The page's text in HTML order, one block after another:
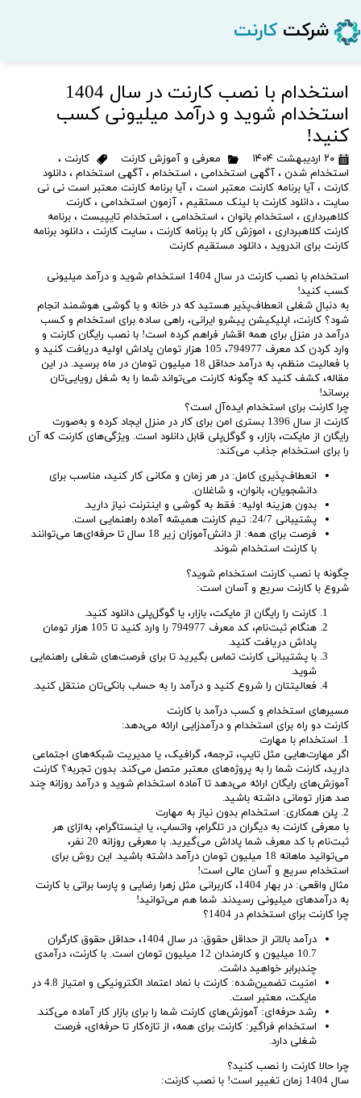
شرکت کارنت
استخدام با نصب کارنت در سال 1404
استخدام شوید و درآمد میلیونی کسب
کنید!
۲۰ اردیبهشت ۱۴۰۴ معرفی و آموزش کارنت کارنت ،
استخدام شدن ، آگهی استخدامی ، استخدام ، آگهی استخدام ، دانلود
کارنت ، آیا برنامه کارنت معتبر است ، آیا برنامه کارنت معتبر است نی نی
سایت ، دانلود کارنت با لینک مستقیم ، آزمون استخدامی ، کارنت
کلاهبرداری ، استخدام بانوان ، استخدامی ، استخدام تایپیست ، برنامه
کارنت کلاهبرداری ، اموزش کار با برنامه کارنت ، سایت کارنت ، دانلود برنامه
کارنت برای اندروید ، دانلود مستقیم کارنت
استخدام با نصب کارنت در سال 1404 استخدام شوید و درآمد میلیونی
کسب کنید!
به دنبال شغلی انعطاف‌پذیر هستید که در خانه و با گوشی هوشمند انجام
شود؟ کارنت، اپلیکیشن پیشرو ایرانی، راهی ساده برای استخدام و کسب
درآمد در منزل برای همه اقشار فراهم کرده است! با نصب رایگان کارنت و
وارد کردن کد معرف 794977، 105 هزار تومان پاداش اولیه دریافت کنید و
با فعالیت منظم، به درآمد حداقل 18 میلیون تومان در ماه برسید. در این
مقاله، کشف کنید که چگونه کارنت می‌تواند شما را به شغل رویایی‌تان
برساند!
چرا کارنت برای استخدام ایده‌آل است؟
کارنت از سال 1396 بستری امن برای کار در منزل ایجاد کرده و به‌صورت
رایگان از مایکت، بازار، و گوگل‌پلی قابل دانلود است. ویژگی‌های کارنت که آن
را برای استخدام جذاب می‌کند:
انعطاف‌پذیری کامل: در هر زمان و مکانی کار کنید، مناسب برای
دانشجویان، بانوان، و شاغلان.
بدون هزینه اولیه: فقط به گوشی و اینترنت نیاز دارید.
پشتیبانی 24/7: تیم کارنت همیشه آماده راهنمایی است.
فرصت برای همه: از دانش‌آموزان زیر 18 سال تا حرفه‌ای‌ها می‌توانند
با کارنت استخدام شوند.
چگونه با نصب کارنت استخدام شوید؟
شروع با کارنت سریع و آسان است:
کارنت را رایگان از مایکت، بازار، یا گوگل‌پلی دانلود کنید.
هنگام ثبت‌نام، کد معرف 794977 را وارد کنید تا 105 هزار تومان
پاداش دریافت کنید.
با پشتیبانی کارنت تماس بگیرید تا برای فرصت‌های شغلی راهنمایی
شوید.
فعالیتتان را شروع کنید و درآمد را به حساب بانکی‌تان منتقل کنید.
مسیرهای استخدام و کسب درآمد با کارنت
کارنت دو راه برای استخدام و درآمدزایی ارائه می‌دهد:
1. استخدام با مهارت
اگر مهارت‌هایی مثل تایپ، ترجمه، گرافیک، یا مدیریت شبکه‌های اجتماعی
دارید، کارنت شما را به پروژه‌های معتبر متصل می‌کند. بدون تجربه؟ کارنت
آموزش‌های رایگان ارائه می‌دهد تا آماده استخدام شوید و درآمد روزانه چند
صد هزار تومانی داشته باشید.
2. پلن همکاری: استخدام بدون نیاز به مهارت
با معرفی کارنت به دیگران در تلگرام، واتساپ، یا اینستاگرام، به‌ازای هر
ثبت‌نام با کد معرف شما پاداش می‌گیرید. با معرفی روزانه 20 نفر،
می‌توانید ماهانه 18 میلیون تومان درآمد داشته باشید. این روش برای
استخدام سریع و آسان عالی است!
مثال واقعی: در بهار 1404، کاربرانی مثل زهرا رضایی و پارسا براتی با کارنت
به درآمدهای میلیونی رسیدند. شما هم می‌توانید!
چرا کارنت برای استخدام در 1404؟
درآمد بالاتر از حداقل حقوق: در سال 1404، حداقل حقوق کارگران
10.7 میلیون و کارمندان 12 میلیون تومان است. با کارنت، درآمدی
چندبرابر خواهید داشت.
امنیت تضمین‌شده: کارنت با نماد اعتماد الکترونیکی و امتیاز 4.8 در
مایکت، معتبر است.
رشد حرفه‌ای: آموزش‌های کارنت شما را برای بازار کار آماده می‌کند.
استخدام فراگیر: کارنت برای همه، از تازه‌کار تا حرفه‌ای، فرصت
شغلی دارد.
چرا حالا کارنت را نصب کنید؟
سال 1404 زمان تغییر است! با نصب کارنت: